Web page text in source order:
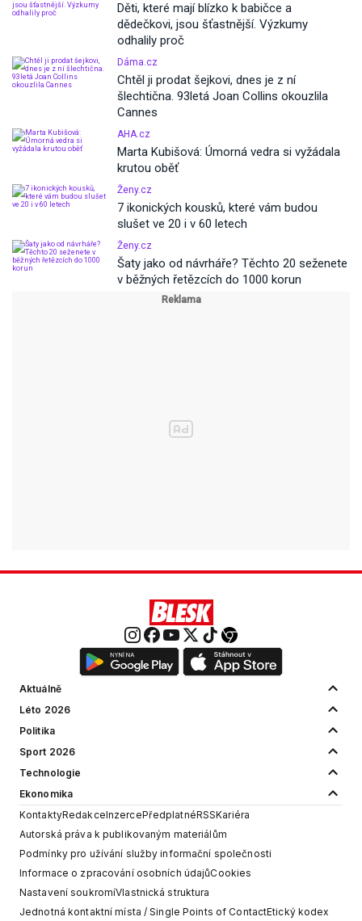
Děti, které mají blízko k babičce a
dědečkovi, jsou šťastnější. Výzkumy
odhalily proč
Dáma.cz
Chtěl ji prodat šejkovi, dnes je z ní
šlechtična. 93letá Joan Collins okouzlila
Cannes
AHA.cz
Marta Kubišová: Úmorná vedra si vyžádala
krutou oběť
Ženy.cz
7 ikonických kousků, které vám budou
slušet ve 20 i v 60 letech
Ženy.cz
Šaty jako od návrháře? Těchto 20 seženete
v běžných řetězcích do 1000 korun
Aktuálně
Léto 2026
Politika
Sport 2026
Technologie
Ekonomika
KontaktyRedakceInzercePředplatnéRSSKariéra
Autorská práva k publikovaným materiálům
Podmínky pro užívání služby informační společnosti
Informace o zpracování osobních údajůCookies
Nastavení soukromíVlastnická struktura
Jednotná kontaktní místa / Single Points of ContactEtický kodex